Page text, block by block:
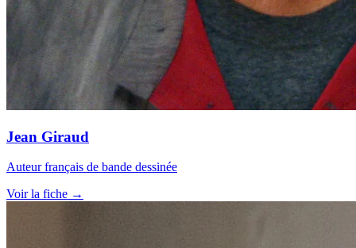
Jean Giraud
Auteur français de bande dessinée
Voir la fiche →